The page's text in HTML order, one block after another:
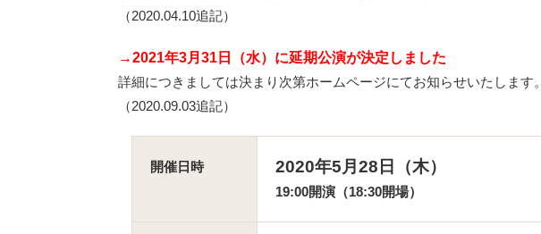
（2020.04.10追記）
→2021年3月31日（水）に延期公演が決定しました
詳細につきましては決まり次第ホームページにてお知らせいたします。
（2020.09.03追記）
開催日時 2020年5月28日（木）
19:00開演（18:30開場）